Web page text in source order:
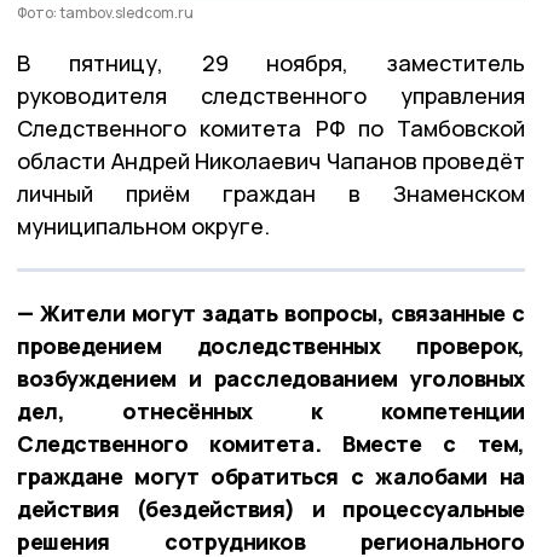
Фото: tambov.sledcom.ru
В пятницу, 29 ноября, заместитель
руководителя следственного управления
Следственного комитета РФ по Тамбовской
области Андрей Николаевич Чапанов проведёт
личный приём граждан в Знаменском
муниципальном округе.
— Жители могут задать вопросы, связанные с
проведением доследственных проверок,
возбуждением и расследованием уголовных
дел, отнесённых к компетенции
Следственного комитета. Вместе с тем,
граждане могут обратиться с жалобами на
действия (бездействия) и процессуальные
решения сотрудников регионального